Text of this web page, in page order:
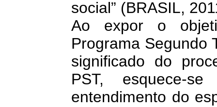
social” (BRASIL,
Ao expor o
Programa Segundo
significado do
PST, esquece-
entendimento do